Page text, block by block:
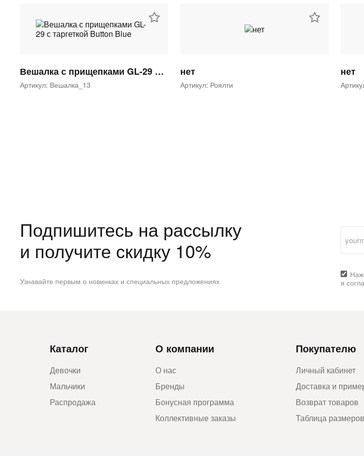
Вешалка с прищепками GL-29 с таргеткой Button Blue
Артикул: Вешалка_13
нет
Артикул: Роялти
нет
Подпишитесь на рассылку
и получите скидку 10%
Узнавайте первым о новинках и специальных предложениях
я
Каталог
Девочки
Мальчики
Распродажа
О компании
О нас
Бренды
Бонусная программа
Коллективные заказы
Покупателю
Личный кабинет
Доставка и
Возврат товаров
Таблица размеров